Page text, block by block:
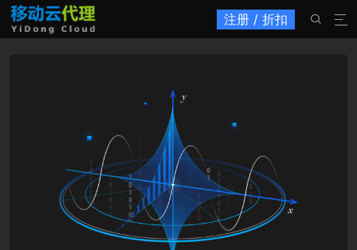
注册 / 折扣 
